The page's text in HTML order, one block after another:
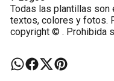
Todas las plantillas son
textos, colores y fotos.
copyright © . Prohibida